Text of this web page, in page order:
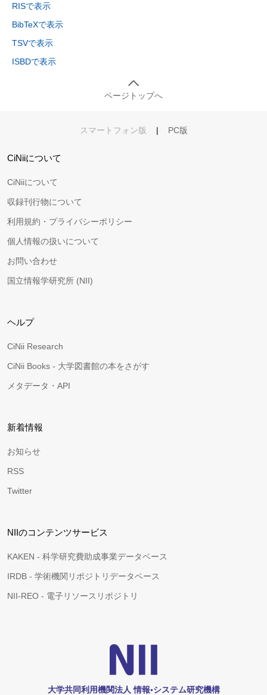
RISで表示
BibTeXで表示
TSVで表示
ISBDで表示
ページトップへ
スマートフォン版 | PC版
CiNiiについて
CiNiiについて
収録刊行物について
利用規約・プライバシーポリシー
個人情報の扱いについて
お問い合わせ
国立情報学研究所 (NII)
ヘルプ
CiNii Research
CiNii Books - 大学図書館の本をさがす
メタデータ・API
新着情報
お知らせ
RSS
Twitter
NIIのコンテンツサービス
KAKEN - 科学研究費助成事業データベース
IRDB - 学術機関リポジトリデータベース
NII-REO - 電子リソースリポジトリ
大学共同利用機関法人 情報•システム研究機構